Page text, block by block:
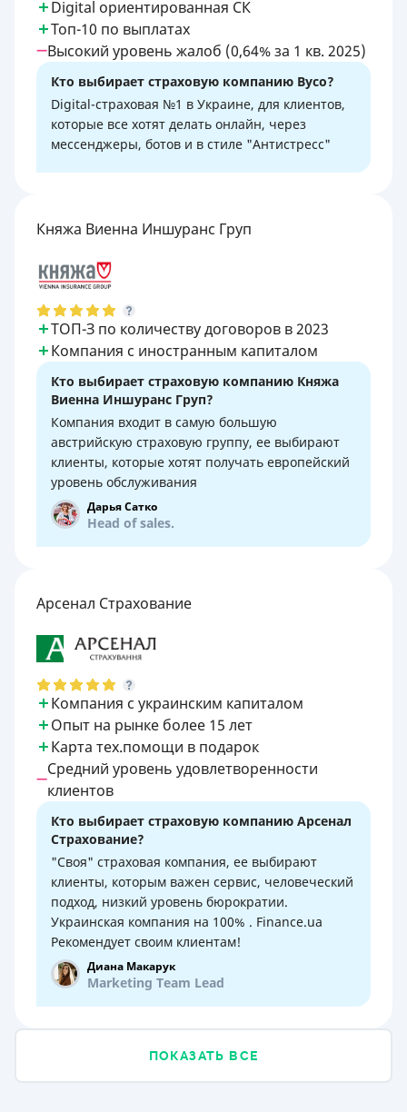
Digital ориентированная СК
Топ-10 по выплатах
Высокий уровень жалоб (0,64% за 1 кв. 2025)
Кто выбирает страховую компанию Вусо?
Digital-страховая №1 в Украине, для клиентов,
которые все хотят делать онлайн, через
мессенджеры, ботов и в стиле "Антистресс"
Княжа Виенна Иншуранс Груп
ТОП-З по количеству договоров в 2023
Компания с иностранным капиталом
Кто выбирает страховую компанию Княжа
Виенна Иншуранс Груп?
Компания входит в самую большую
австрийскую страховую группу, ее выбирают
клиенты, которые хотят получать европейский
уровень обслуживания
Дарья Сатко
Head of sales.
Арсенал Страхование
Компания с украинским капиталом
Опыт на рынке более 15 лет
Карта тех.помощи в подарок
Средний уровень удовлетворенности
клиентов
Кто выбирает страховую компанию Арсенал
Страхование?
"Своя" страховая компания, ее выбирают
клиенты, которым важен сервис, человеческий
подход, низкий уровень бюрократии.
Украинская компания на 100% . Finance.ua
Рекомендует своим клиентам!
Диана Макарук
Marketing Team Lead
ПОКАЗАТЬ ВСЕ